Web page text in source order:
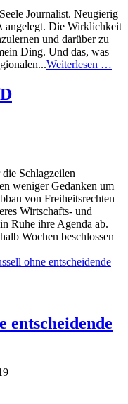
Journalist. Neugierig
angelegt. Die Wirklichkeit
und darüber zu
Ding. Und das, was
Weiterlesen …
Schlagzeilen
weniger Gedanken um
von Freiheitsrechten
Wirtschafts- und
Ruhe ihre Agenda ab.
Wochen beschlossen
entscheidende